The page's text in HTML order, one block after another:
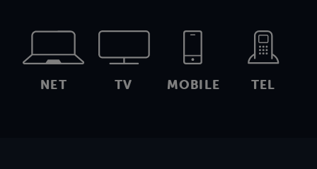
NET TV MOBILE TEL